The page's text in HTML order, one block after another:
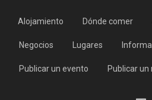
Alojamiento Dónde comer
Negocios Lugares
Publicar un evento Publicar un